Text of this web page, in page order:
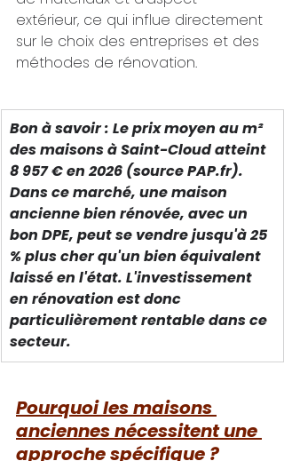
extérieur, ce qui influe directement
sur le choix des entreprises et des
méthodes de rénovation.
Bon à savoir : Le prix moyen au m²
des maisons à Saint-Cloud atteint
8 957 € en 2026 (source PAP.fr).
Dans ce marché, une maison
ancienne bien rénovée, avec un
bon DPE, peut se vendre jusqu'à 25
% plus cher qu'un bien équivalent
laissé en l'état. L'investissement
en rénovation est donc
particulièrement rentable dans ce
secteur.
Pourquoi les maisons
anciennes nécessitent une
approche spécifique ?